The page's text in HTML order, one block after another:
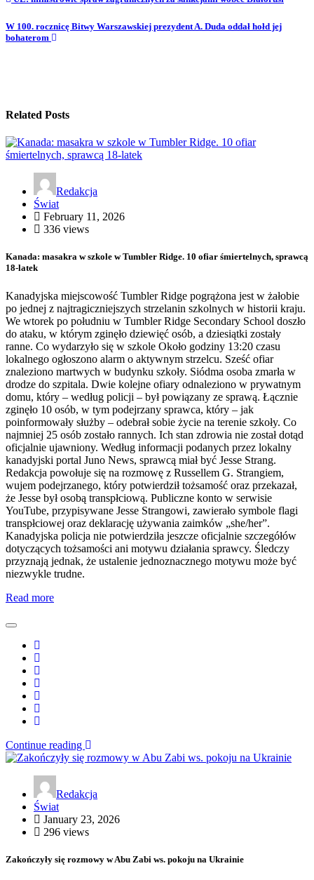
W 100. rocznicę Bitwy Warszawskiej prezydent A. Duda oddał hołd jej
bohaterom
Related Posts
Redakcja
Świat
February 11, 2026
336 views
Kanada: masakra w szkole w Tumbler Ridge. 10 ofiar śmiertelnych, sprawcą
18-latek
Kanadyjska miejscowość Tumbler Ridge pogrążona jest w żałobie
po jednej z najtragiczniejszych strzelanin szkolnych w historii kraju.
We wtorek po południu w Tumbler Ridge Secondary School doszło
do ataku, w którym zginęło dziewięć osób, a dziesiątki zostały
ranne. Co wydarzyło się w szkole Około godziny 13:20 czasu
lokalnego ogłoszono alarm o aktywnym strzelcu. Sześć ofiar
znaleziono martwych w budynku szkoły. Siódma osoba zmarła w
drodze do szpitala. Dwie kolejne ofiary odnaleziono w prywatnym
domu, który – według policji – był powiązany ze sprawą. Łącznie
zginęło 10 osób, w tym podejrzany sprawca, który – jak
poinformowały służby – odebrał sobie życie na terenie szkoły. Co
najmniej 25 osób zostało rannych. Ich stan zdrowia nie został dotąd
oficjalnie ujawniony. Według informacji podanych przez lokalny
kanadyjski portal Juno News, sprawcą miał być Jesse Strang.
Redakcja powołuje się na rozmowę z Russellem G. Strangiem,
wujem podejrzanego, który potwierdził tożsamość oraz przekazał,
że Jesse był osobą transpłciową. Publiczne konto w serwisie
YouTube, przypisywane Jesse Strangowi, zawierało symbole flagi
transpłciowej oraz deklarację używania zaimków „she/her”.
Kanadyjska policja nie potwierdziła jeszcze oficjalnie szczegółów
dotyczących tożsamości ani motywu działania sprawcy. Śledczy
przyznają jednak, że ustalenie jednoznacznego motywu może być
niezwykle trudne.
Read more
Continue reading
Redakcja
Świat
January 23, 2026
296 views
Zakończyły się rozmowy w Abu Zabi ws. pokoju na Ukrainie